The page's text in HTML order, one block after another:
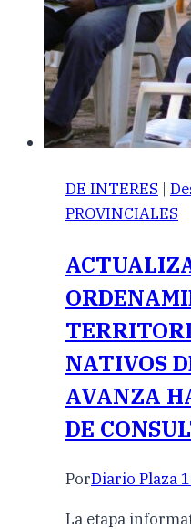
DE INTERES |
PROVINCIALES
NATIVOS
AVANZA
DE
PorDiario Plaza
La etapa